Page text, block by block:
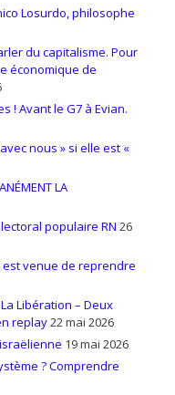
Losurdo, philosophe
du capitalisme. Pour
économique de
! Avant le G7 à Evian.
nous » si elle est «
LA
populaire RN 26
est venue de reprendre
Libération – Deux
replay22 mai 2026
19 mai 2026
? Comprendre